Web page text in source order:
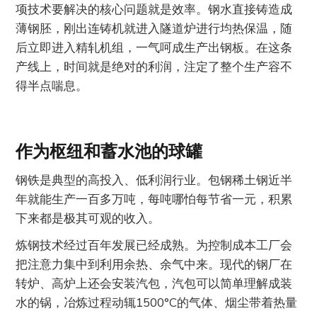
项技术要解决的核心问题就是效率。钢水直接铸造成
薄钢胚，刚出连铸机就进入隧道炉进行均热保温，随
后立即进入精轧机组，一气呵成生产出钢板。在这条
产线上，时间就是绝对的利润，注定了整个生产容不
得半点喘息。
作为枢纽和蓄水池的球罐
钢铁是典型的高投入、低利润行业。包钢稀土钢近半
年就能生产一百多万吨，每吨哪怕每节省一元，积累
下来都是极其可观的收入。
炼钢技术经过百年发展已经成熟。为控制成本工厂会
把注意力集中到利用余热、余气中来。现代的钢厂在
转炉、高炉上还会安装汽包，汽包可以简单理解成装
水的锅，冶炼过程动辄1500°C的气体、烟尘带着热量